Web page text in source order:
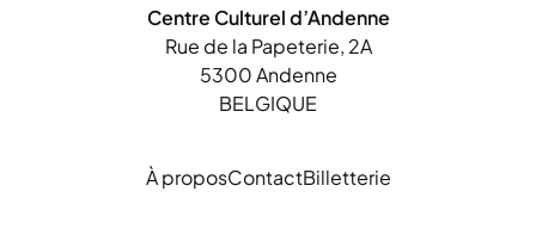
Centre Culturel d’Andenne
Rue de la Papeterie, 2A
5300 Andenne
BELGIQUE
À proposContactBilletterie